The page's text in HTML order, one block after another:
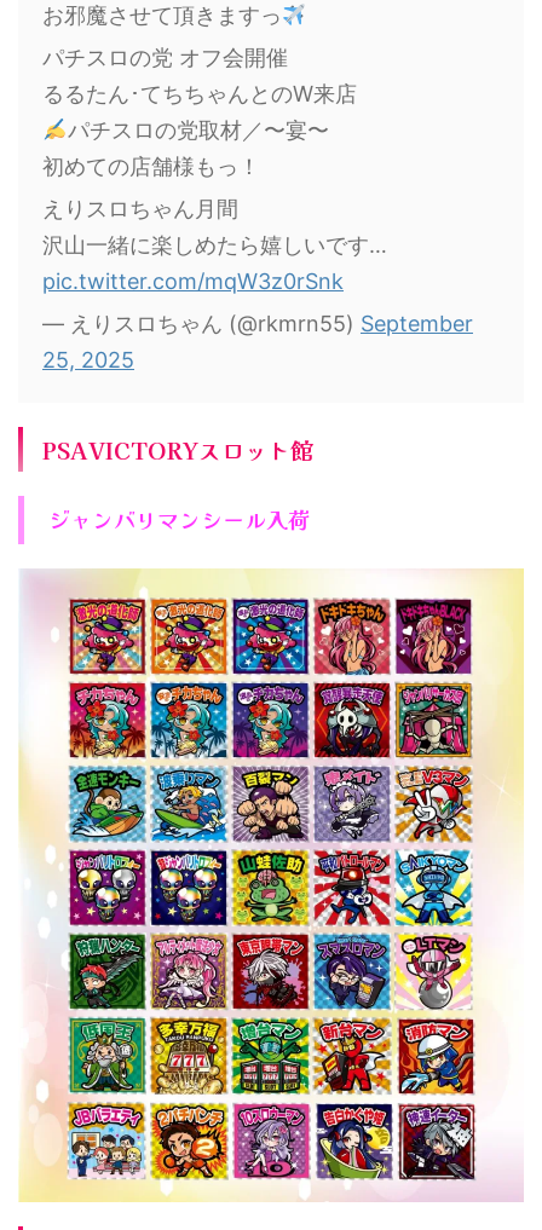
お邪魔させて頂きますっ
️‍️パチスロの党 オフ会開催
るるたん･てちちゃんとのW来店
パチスロの党取材／〜宴〜
初めての店舗様もっ！
えりスロちゃん月間
沢山一緒に楽しめたら嬉しいです…
pic.twitter.com/mqW3z0rSnk
— えりスロちゃん (@rkmrn55) September
25, 2025
PSAVICTORYスロット館
ジャンバリマンシール入荷